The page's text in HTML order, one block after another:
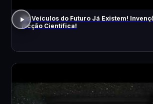
Os Veículos do Futuro Já Existem!
Ficção Científica!